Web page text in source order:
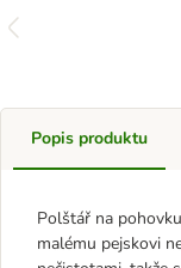
Popis produktu
Polštář na
malému pejskovi